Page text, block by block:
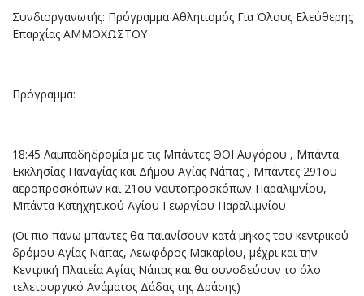
Συνδιοργανωτής: Πρόγραμμα Αθλητισμός Για Όλους Ελεύθερης
Επαρχίας ΑΜΜΟΧΩΣΤΟΥ
Πρόγραμμα:
18:45 Λαμπαδηδρομία με τις Μπάντες ΘΟΙ Αυγόρου , Μπάντα
Εκκλησίας Παναγίας και Δήμου Αγίας Νάπας , Μπάντες 291ου
αεροπροσκόπων και 21ου ναυτοπροσκόπων Παραλιμνίου,
Μπάντα Κατηχητικού Αγίου Γεωργίου Παραλιμνίου
(Οι πιο πάνω μπάντες θα παιανίσουν κατά μήκος του κεντρικού
δρόμου Αγίας Νάπας, Λεωφόρος Μακαρίου, μέχρι και την
Κεντρική Πλατεία Αγίας Νάπας και θα συνοδεύουν το όλο
τελετουργικό Ανάματος Δάδας της Δράσης)